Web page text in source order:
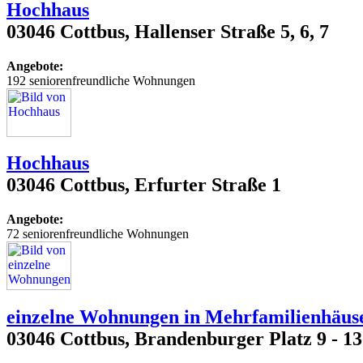
Hochhaus
03046 Cottbus, Hallenser Straße 5, 6, 7
Angebote:
192 seniorenfreundliche Wohnungen
Hochhaus
03046 Cottbus, Erfurter Straße 1
Angebote:
72 seniorenfreundliche Wohnungen
einzelne Wohnungen in
03046 Cottbus, Brandenburger Platz 9 - 13